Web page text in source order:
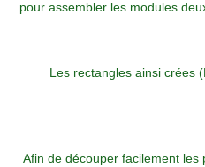
pour assembler les modules
Les rectangles ainsi crées
Afin de découper facilement